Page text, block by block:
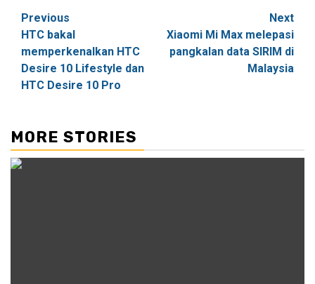
Post
navigation
Previous
HTC bakal
memperkenalkan HTC
Desire 10 Lifestyle dan
HTC Desire 10 Pro
Next
Xiaomi Mi Max melepasi
pangkalan data SIRIM di
Malaysia
MORE STORIES